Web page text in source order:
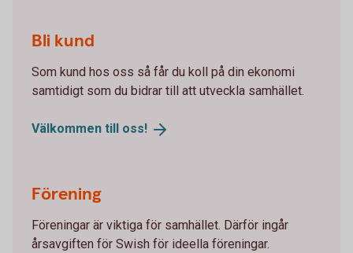
Bli kund
Som kund hos oss så får du koll på din ekonomi
samtidigt som du bidrar till att utveckla samhället.
Välkommen till oss!
Förening
Föreningar är viktiga för samhället. Därför ingår
årsavgiften för Swish för ideella föreningar.